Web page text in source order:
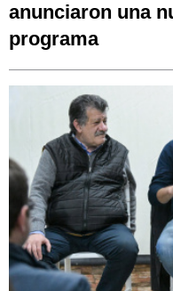
anunciaron una
programa